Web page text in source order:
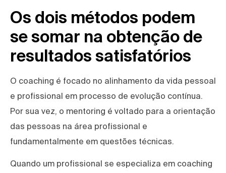
Os dois métodos podem
se somar na obtenção de
resultados satisfatórios
O coaching é focado no alinhamento da vida pessoal
e profissional em processo de evolução contínua.
Por sua vez, o mentoring é voltado para a orientação
das pessoas na área profissional e
fundamentalmente em questões técnicas.
Quando um profissional se especializa em coaching